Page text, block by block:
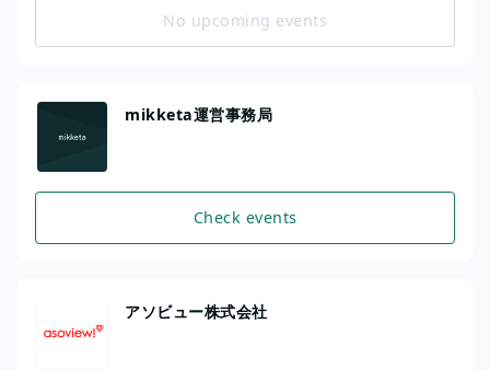
No upcoming events
mikketa運営事務局
Check events
アソビュー株式会社